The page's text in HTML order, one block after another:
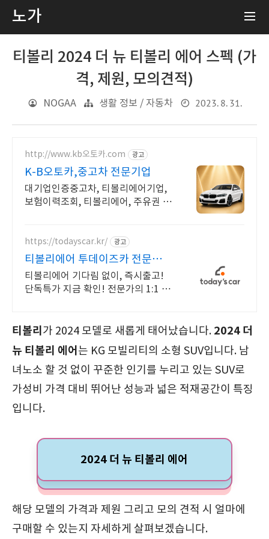
노가
티볼리 2024 더 뉴 티볼리 에어 스펙 (가
격, 제원, 모의견적)
NOGAA 생활 정보 / 자동차 2023. 8. 31.
http://www.kb오토카.com 광고
K-B오토카,중고차 전문기업
대기업인증중고차, 티볼리에어기업,
보험이력조회, 티볼리에어, 주유권 증
4시간실매물전산연동
https://todayscar.kr/ 광고
티볼리에어 투데이즈카 전문가의
1:1 맞춤 컨설팅
티볼리에어 기다림 없이, 즉시출고!
단독특가 지금 확인! 전문가의 1:1 맞
티볼리 가 2024 모델로 새롭게 태어났습니다. 2024 더
뉴 티볼리 에어 는 KG 모빌리티의 소형 SUV입니다. 남
녀노소 할 것 없이 꾸준한 인기를 누리고 있는 SUV로
가성비 가격 대비 뛰어난 성능과 넓은 적재공간이 특징
입니다.
2024 더 뉴 티볼리 에어
해당 모델의 가격과 제원 그리고 모의 견적 시 얼마에
구매할 수 있는지 자세하게 살펴보겠습니다.